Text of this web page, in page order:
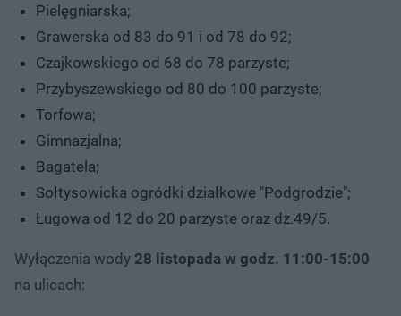
Pielęgniarska;
Grawerska od 83 do 91 i od 78 do 92;
Czajkowskiego od 68 do 78 parzyste;
Przybyszewskiego od 80 do 100 parzyste;
Torfowa;
Gimnazjalna;
Bagatela;
Sołtysowicka ogródki działkowe "Podgrodzie";
Ługowa od 12 do 20 parzyste oraz dz.49/5.
Wyłączenia wody 28 listopada w godz. 11:00-15:00
na ulicach: